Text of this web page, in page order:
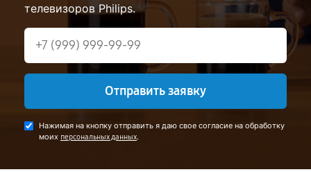
телевизоров Philips.
Отправить заявку
Нажимая на кнопку отправить я даю свое согласие на обработку
моих персональных данных.